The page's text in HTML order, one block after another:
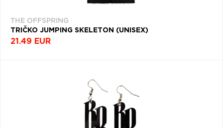
THE OFFSPRING
TRIČKO JUMPING SKELETON (UNISEX)
21.49 EUR